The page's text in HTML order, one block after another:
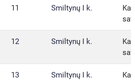
11 Smiltynų I k.
12 Smiltynų I k.
13 Smiltynų I k.